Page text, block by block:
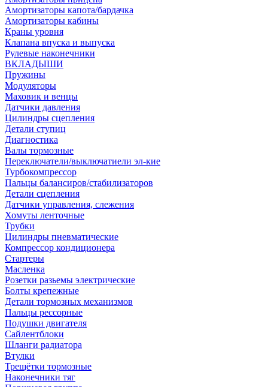
Амортизаторы капота/бардачка
Амортизаторы кабины
Краны уровня
Клапана впуска и выпуска
Рулевые наконечники
ВКЛАДЫШИ
Пружины
Модуляторы
Маховик и венцы
Датчики давления
Цилиндры сцепления
Детали ступиц
Диагностика
Валы тормозные
Переключатели/выключатиели эл-кие
Турбокомпрессор
Пальцы балансиров/стабилизаторов
Детали сцепления
Датчики управления, слежения
Хомуты ленточные
Трубки
Цилиндры пневматические
Компрессор кондиционера
Стартеры
Масленка
Розетки разьемы электрические
Болты крепежные
Детали тормозных механизмов
Пальцы рессорные
Подушки двигателя
Сайлентблоки
Шланги радиатора
Втулки
Трещётки тормозные
Наконечники тяг